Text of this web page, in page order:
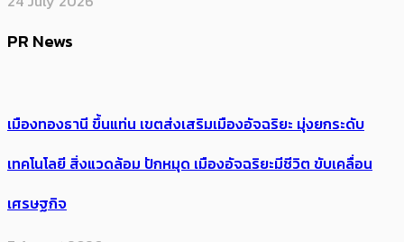
PR News
เมืองทองธานี ขึ้นแท่น เขตส่งเสริมเมืองอัจฉริยะ มุ่งยกระดับ
เทคโนโลยี สิ่งแวดล้อม ปักหมุด เมืองอัจฉริยะมีชีวิต ขับเคลื่อน
เศรษฐกิจ